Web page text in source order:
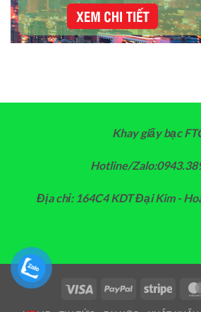
Khay giấy bạc
Hotline/
Địa chỉ: 164C4 KDT Đại Kim -
Visa PayPal Stripe